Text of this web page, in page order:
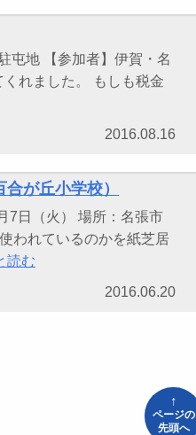
屯地 【参加者】伊賀・名
れました。 もしも税金
2016.08.16
が丘小学校）
7日（火） 場所：名張市
われているのかを紙芝居
読む
2016.06.20
↑
ページの
先頭へ